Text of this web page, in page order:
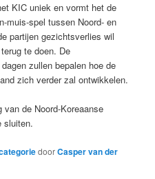
KIC uniek en vormt het de
muis-spel tussen Noord- en
partijen gezichtsverlies wil
te doen. De
zullen bepalen hoe de
zich verder zal ontwikkelen.
de Noord-Koreaanse
sluiten.
doorCasper van der